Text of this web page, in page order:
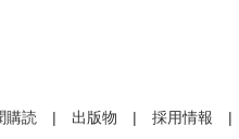
購読 出版物 採用情報